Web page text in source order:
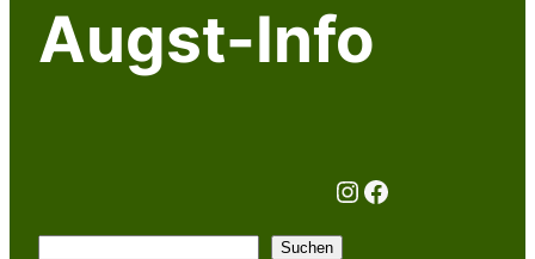
Augst-Info
Instagram
Facebook
Suchen